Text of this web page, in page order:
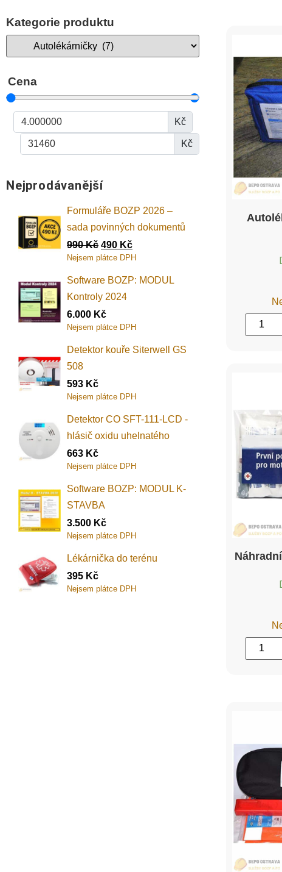
Kategorie produktu
Cena
Kč
Kč
Nejprodávanější
Formuláře BOZP 2026 –
sada povinných dokumentů
990Kč 490 Kč
Nejsem plátce DPH
Software BOZP: MODUL
Kontroly 2024
6.000 Kč
Nejsem plátce DPH
Detektor kouře Siterwell GS
508
593 Kč
Nejsem plátce DPH
Detektor CO SFT-111-LCD -
hlásič oxidu uhelnatého
663 Kč
Nejsem plátce DPH
Software BOZP: MODUL K-
STAVBA
3.500 Kč
Nejsem plátce DPH
Lékárnička do terénu
395 Kč
Nejsem plátce DPH